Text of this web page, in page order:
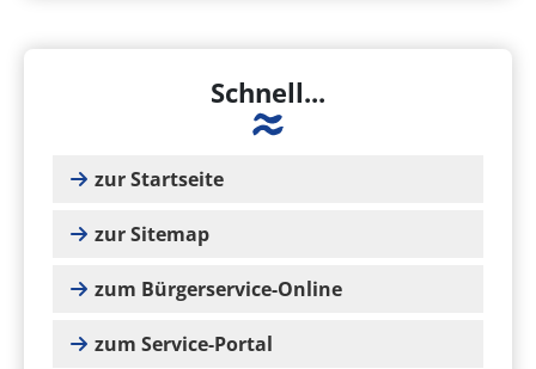
Schnell...
zur Startseite
zur Sitemap
zum Bürgerservice-Online
zum Service-Portal